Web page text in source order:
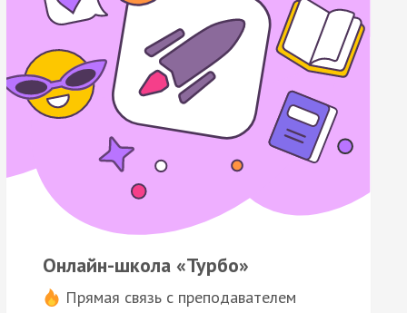
Онлайн-школа «Турбо»
Прямая связь с преподавателем